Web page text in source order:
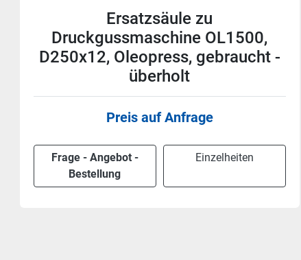
4 Stück Bronze Bundbüchse -
Säule Druckgussmaschine, D
250mm, Idra, Oleopress, neu
1.500 € (EUR)
excl. Mwst
Frage - Angebot -
Bestellung
Einzelheiten